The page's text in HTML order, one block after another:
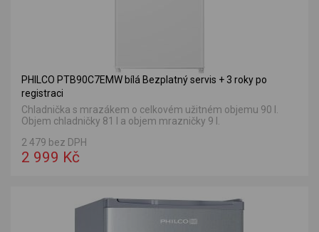
PHILCO PTB90C7EMW bílá Bezplatný servis + 3 roky po
registraci
Chladnička s mrazákem o celkovém užitném objemu 90 l.
Objem chladničky 81 l a objem mrazničky 9 l.
2 479 bez DPH
2 999 Kč